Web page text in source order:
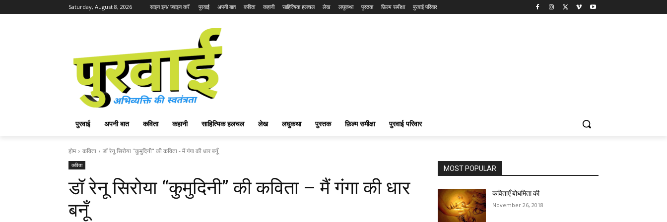
Saturday, August 8, 2026 साइन इन/ ज्वाइन करें पुरवाई अपनी बात कविता कहानी साहित्यिक हलचल लेख लघुकथा पुस्तक फ़िल्म समीक्षा पुरवाई परिवार
पुरवाई अपनी बात कविता कहानी साहित्यिक हलचल लेख लघुकथा पुस्तक फ़िल्म समीक्षा पुरवाई परिवार
होम कविता डॉ रेनू सिरोया "कुमुदिनी" की कविता - मैं गंगा की धार बनूँ
कविता
डॉ रेनू सिरोया “कुमुदिनी” की कविता – मैं गंगा की धार
बनूँ
MOST POPULAR
कविताएँ बोधमिता की
November 26, 2018